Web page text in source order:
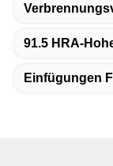
91.5 HRA-
Einfügungen